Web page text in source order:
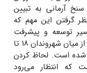
آرمانی به تبیین
گرفتن این مهم که
توسعه و پیشرفت
محسوب می‌شوند، نمونۀ مورد مطالعه از میان شهروندان 18 تا
شده است. لحاظ کردن
که انتظار می‌رود